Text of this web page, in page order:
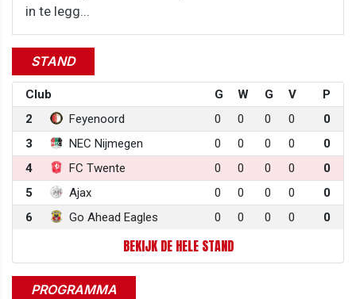
in te legg...
STAND
Club G W G V
P
2
Feyenoord 0 0 0 0
0
3
NEC Nijmegen 0 0 0 0
0
4
FC Twente 0 0 0 0
0
5
Ajax 0 0 0 0
0
6
Go Ahead Eagles 0 0 0 0 0
BEKIJK DE HELE STAND
PROGRAMMA